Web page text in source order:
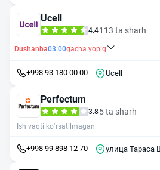
Ucell
4.4113 ta sharh
Dushanba03:00gacha yopiq
+998 93 180 00 00 Ucell
Perfectum
3.85 ta sharh
Ish vaqti ko‘rsatilmagan
+998 99 898 12 70 улица Тараса